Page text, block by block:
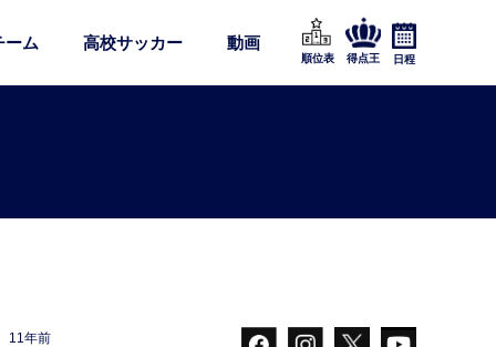
ーム 高校サッカー 動画
順位表 得点王 日程
11年前